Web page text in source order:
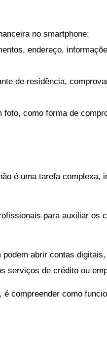
no smartphone;
endereço,
de residência,
foto, como forma de
é uma tarefa complexa,
para auxiliar os
abrir contas
serviços de crédito ou
compreender como